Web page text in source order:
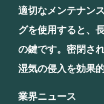
適切なメンテナン
グを使用すると、
の鍵です。密閉さ
湿気の侵入を効果
業界ニュース